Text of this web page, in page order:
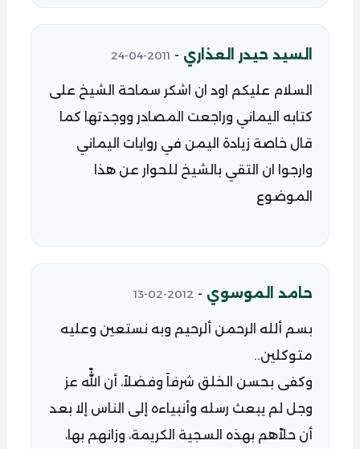
السيد حيدر العذاري -
2011-04-24
السلام عليكم اود ان اشكر سماحة الشيخ على
كتابه اليماني وراجعت المصادر ووجدتها كما
قال خاصة زيادة اليمن في روايات اليماني
وارجوا ان التقي بالشيخ للحوار عن هذا
الموضوع
حامد الموسوي -
2012-02-13
بسم ألله الرحمن ألرحيم وبه نستعين وعليه
متوكلين..
وكفى بحسن الخلق شرفاً وفضلاً، أن اللّه عز
وجل لم يبعث رسله وأنبياءه إلى الناس إلا بعد
أن حلاّهم بهذه السجية الكريمة، وزانهم بها،